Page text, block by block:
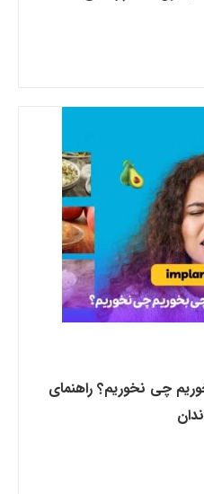
چی نخوریم؟ راهنمای